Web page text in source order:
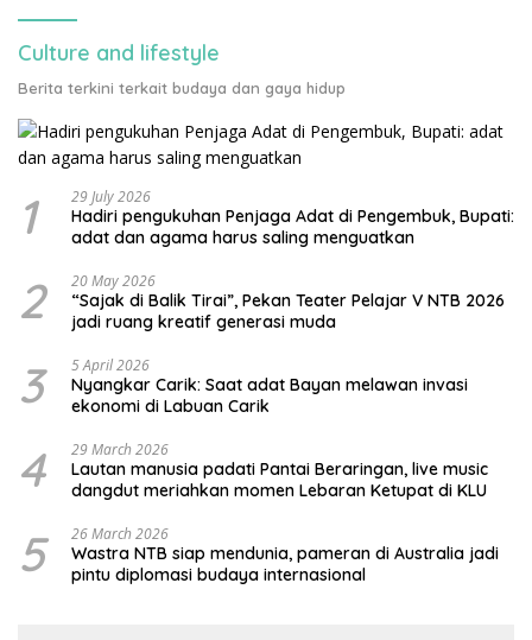
Culture and lifestyle
Berita terkini terkait budaya dan gaya hidup
1 29 July 2026
Hadiri pengukuhan Penjaga Adat di Pengembuk, Bupati:
adat dan agama harus saling menguatkan
2 20 May 2026
“Sajak di Balik Tirai”, Pekan Teater Pelajar V NTB 2026
jadi ruang kreatif generasi muda
3 5 April 2026
Nyangkar Carik: Saat adat Bayan melawan invasi
ekonomi di Labuan Carik
4 29 March 2026
Lautan manusia padati Pantai Beraringan, live music
dangdut meriahkan momen Lebaran Ketupat di KLU
5 26 March 2026
Wastra NTB siap mendunia, pameran di Australia jadi
pintu diplomasi budaya internasional